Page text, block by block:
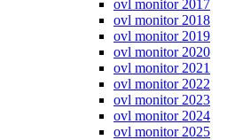
ovl monitor 2017
ovl monitor 2018
ovl monitor 2019
ovl monitor 2020
ovl monitor 2021
ovl monitor 2022
ovl monitor 2023
ovl monitor 2024
ovl monitor 2025